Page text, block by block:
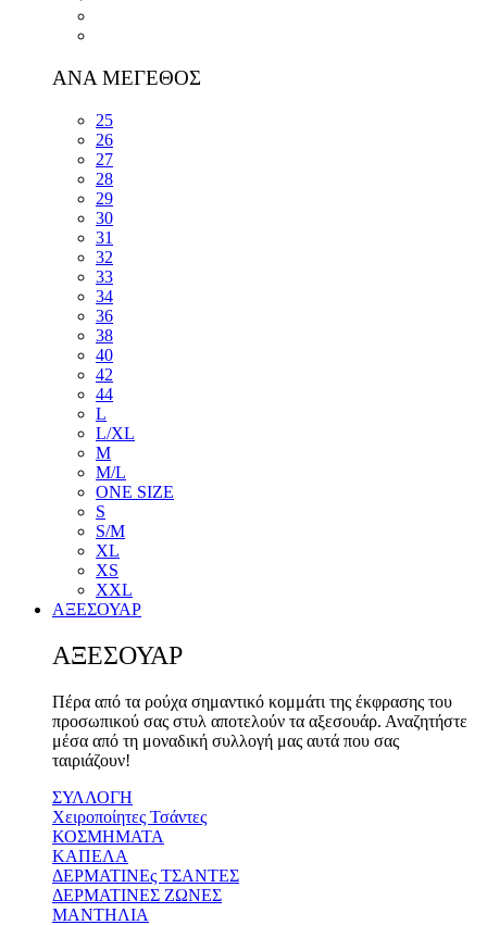
ΑΝΑ ΜΕΓΕΘΟΣ
25
26
27
28
29
30
31
32
33
34
36
38
40
42
44
L
L/XL
M
M/L
ONE SIZE
S
S/M
XL
XS
XXL
ΑΞΕΣΟΥΑΡ
ΑΞΕΣΟΥΑΡ
Πέρα από τα ρούχα σημαντικό κομμάτι της έκφρασης του
προσωπικού σας στυλ αποτελούν τα αξεσουάρ. Αναζητήστε
μέσα από τη μοναδική συλλογή μας αυτά που σας
ταιριάζουν!
ΣΥΛΛΟΓΗ
Χειροποίητες Τσάντες
ΚΟΣΜΗΜΑΤΑ
ΚΑΠΕΛΑ
ΔΕΡΜΑΤΙΝΕς ΤΣΑΝΤΕΣ
ΔΕΡΜΑΤΙΝΕΣ ΖΩΝΕΣ
ΜΑΝΤΗΛΙΑ